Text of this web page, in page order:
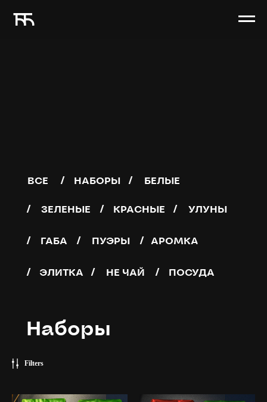
/
/
/
/
НАБОРЫ
/
ВСЕ БЕЛЫЕ
ПОСУДА
ПУЭРЫ
/
УЛУНЫ
/ / АРОМКА
ЭЛИТКА
/ / НЕ ЧАЙ
/ ГАБА
ЗЕЛЕНЫЕ КРАСНЫЕ
Наборы
Filters